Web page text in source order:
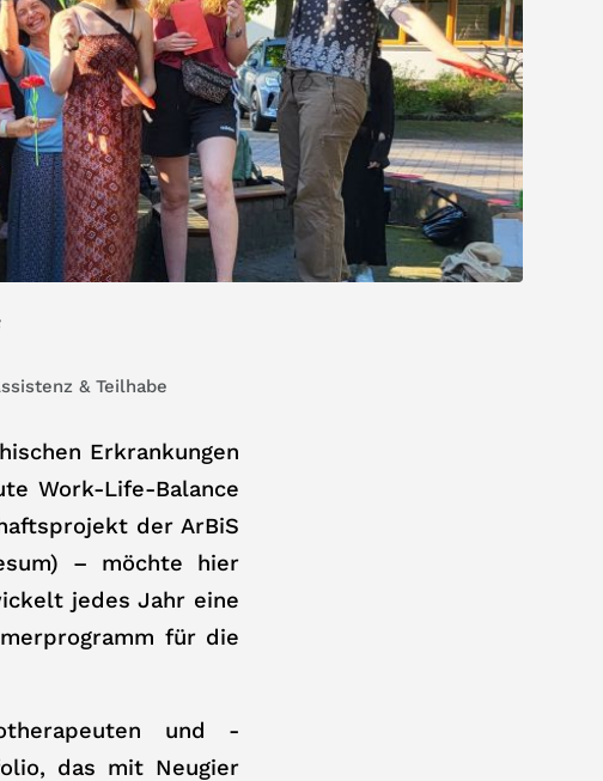
& Teilhabe
Erkrankungen
Work-Life-Balance
der ArBiS
– möchte hier
jedes Jahr eine
für die
und -
das mit Neugier